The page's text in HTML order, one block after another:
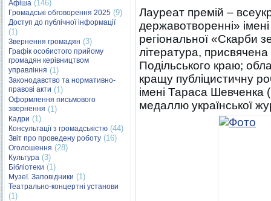
Афіша (146)
Громадські обговорення 2025 (9)
Доступ до публічної інформації
(1)
Звернення громадян (3)
Графік особистого прийому
громадян керівництвом
управління (1)
Законодавство та нормативно-
правові акти (1)
Оформлення письмового
звернення (1)
Кадри (1)
Консультації з громадськістю (44)
Звіт про проведену роботу (16)
Оголошення (28)
Культура (3)
Бібліотеки (1)
Музеї. Заповідники (1)
Театрально-концертні установи
(1)
Лауреат премій –
державотворенні»
регіональної «Скарби
література, присвячена
Подільського краю;
кращу публіцистичну
імені Тараса
медаллю української